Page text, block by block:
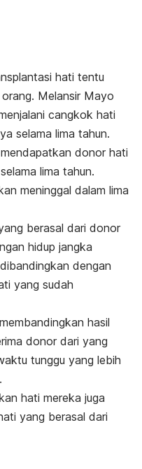
hati tentu
Melansir Mayo
cangkok hati
selama lima tahun.
donor hati
lima tahun.
meninggal dalam lima
berasal dari donor
hidup jangka
dengan
yang sudah
hasil
donor dari yang
tunggu yang lebih
hati mereka juga
yang berasal dari